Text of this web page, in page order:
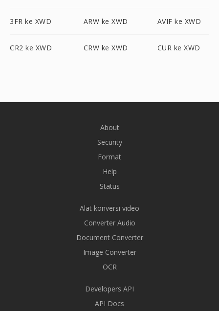
3FR ke XWD ARW ke XWD AVIF ke XWD
CR2 ke XWD CRW ke XWD CUR ke XWD
About
Security
Format
Help
Status
Alat konversi video
Converter Audio
Document Converter
Image Converter
OCR
Developers API
API Docs